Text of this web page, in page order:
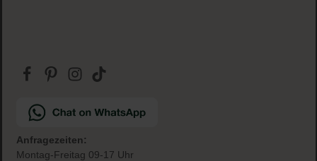
Anfragezeiten:
Montag-Freitag 09-17 Uhr